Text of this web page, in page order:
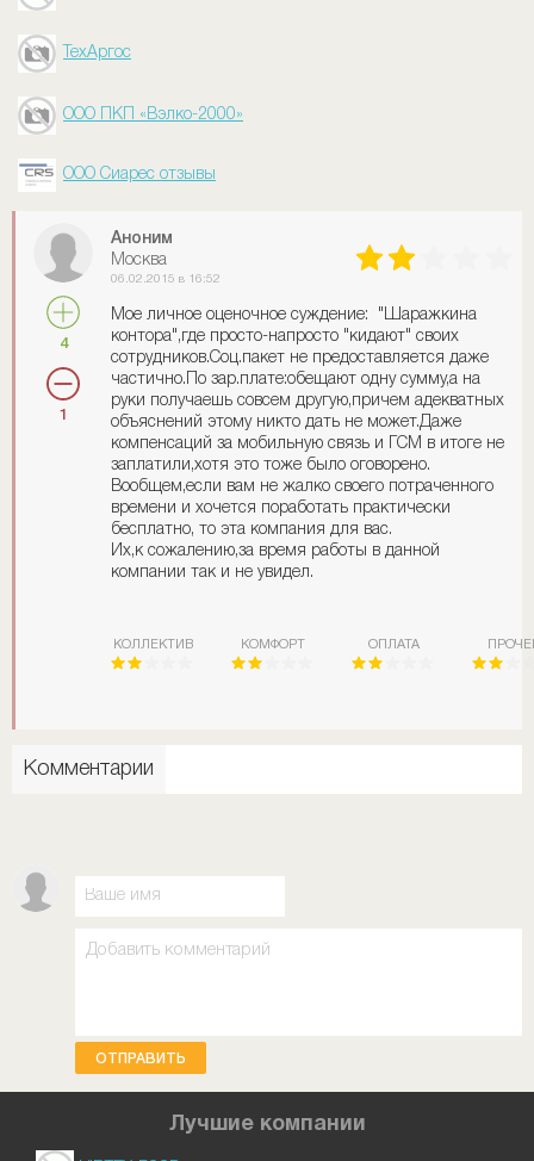
ТехАргос
ООО ПКП «Вэлко-2000»
ООО Сиарес отзывы
4
1
Аноним
Москва
06.02.2015 в 16:52
Мое личное оценочное суждение: "Шаражкина
контора",где просто-напросто "кидают" своих
сотрудников.Соц.пакет не предоставляется даже
частично.По зар.плате:обещают одну сумму,а на
руки получаешь совсем другую,причем адекватных
объяснений этому никто дать не может.Даже
компенсаций за мобильную связь и ГСМ в итоге не
заплатили,хотя это тоже было оговорено.
Вообщем,если вам не жалко своего потраченного
времени и хочется поработать практически
бесплатно, то эта компания для вас.
Их,к сожалению,за время работы в данной
компании так и не увидел.
КОЛЛЕКТИВ КОМФОРТ ОПЛАТА
Комментарии
ОТПРАВИТЬ
Лучшие компании